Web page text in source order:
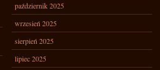
październik 2025
wrzesień 2025
sierpień 2025
lipiec 2025